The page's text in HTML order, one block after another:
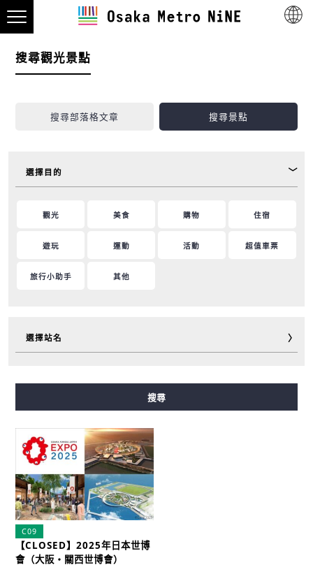
搜尋觀光景點
搜尋部落格文章 搜尋景點
選擇目的
觀光 美食 購物 住宿
遊玩 運動 活動 超值車票
旅行小助手 其他
選擇站名
搜尋
C09
【CLOSED】2025年日本世博
會（大阪・關西世博會）